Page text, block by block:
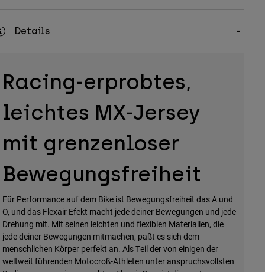
Details
Racing-erprobtes,
leichtes MX-Jersey
mit grenzenloser
Bewegungsfreiheit
Für Performance auf dem Bike ist Bewegungsfreiheit das A und
O, und das Flexair Efekt macht jede deiner Bewegungen und jede
Drehung mit. Mit seinen leichten und flexiblen Materialien, die
jede deiner Bewegungen mitmachen, paßt es sich dem
menschlichen Körper perfekt an. Als Teil der von einigen der
weltweit führenden Motocroß-Athleten unter anspruchsvollsten